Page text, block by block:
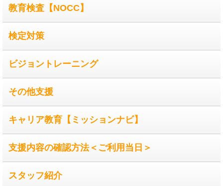
教育検査【NOCC】
検定対策
ビジョントレーニング
その他支援
キャリア教育【ミッションナビ】
支援内容の確認方法＜ご利用当日＞
スタッフ紹介